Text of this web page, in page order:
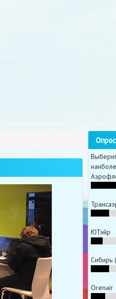
Опрос
ЮТэйр
Сибирь
Orenair